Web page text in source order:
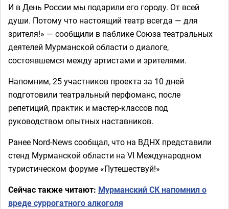
И в День России мы подарили его городу. От всей
души. Потому что настоящий театр всегда — для
зрителя!» — сообщили в паблике Союза театральных
деятелей Мурманской области о диалоге,
состоявшемся между артистами и зрителями.
Напомним, 25 участников проекта за 10 дней
подготовили театральный перфоманс, после
репетиций, практик и мастер-классов под
руководством опытных наставников.
Ранее Nord-News сообщал, что на ВДНХ представили
стенд Мурманской области на VI Международном
туристическом форуме «Путешествуй!»
Сейчас также читают: Мурманский СК напомнил о
вреде суррогатного алкоголя